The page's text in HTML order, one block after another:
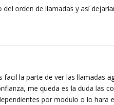
del orden de llamadas y así
la parte de ver las llamadas
me queda es la duda las
por modulo o lo hara